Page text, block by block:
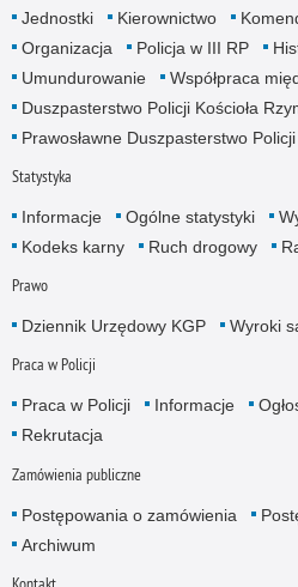
Jednostki Kierownictwo
Organizacja
Policja w III RP
Umundurowanie
Współpraca
Duszpasterstwo Policji Kościoła
Prawosławne Duszpasterstwo Policji
Statystyka
Informacje Ogólne statystyki
Kodeks karny
Ruch drogowy
Prawo
Dziennik Urzędowy KGP Wyroki
Praca w Policji
Praca w Policji Informacje
Rekrutacja
Zamówienia publiczne
Postępowania o zamówienia
Archiwum